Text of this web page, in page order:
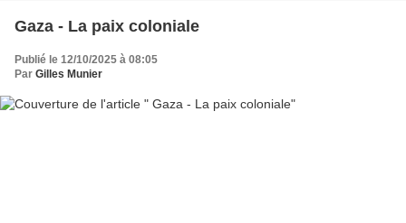
Gaza - La paix coloniale
Publié le 12/10/2025 à 08:05
Par Gilles Munier